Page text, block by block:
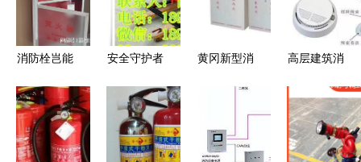
消防栓岂能
子”？合肥
吾悦广场安
全隐患必须
安全守护者
防器材经营
部守护万家
平安
黄冈新型消
备的品质之
选
高层建筑消
命”的逃生
通道与泡沫
灭火剂的协